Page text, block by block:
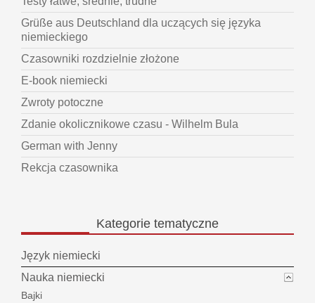
Grüße aus Deutschland dla uczących się języka
niemieckiego
Czasowniki rozdzielnie złożone
E-book niemiecki
Zwroty potoczne
Zdanie okolicznikowe czasu - Wilhelm Bula
German with Jenny
Rekcja czasownika
Kategorie tematyczne
Język niemiecki
Nauka niemiecki
Bajki